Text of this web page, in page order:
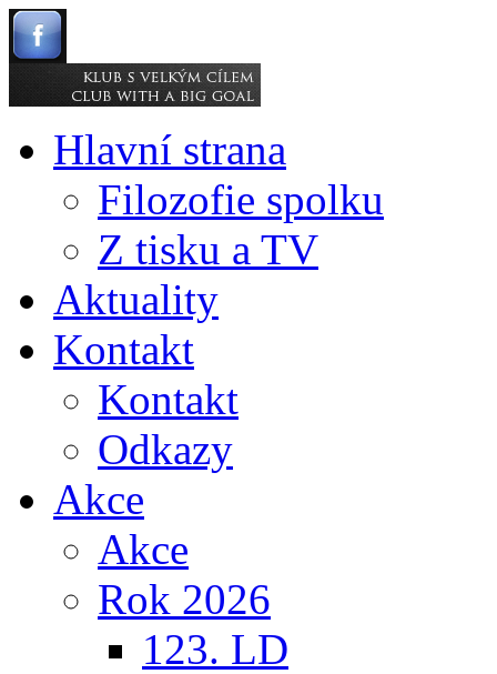
Hlavní strana
Filozofie spolku
Z tisku a TV
Aktuality
Kontakt
Kontakt
Odkazy
Akce
Akce
Rok 2026
123. LD